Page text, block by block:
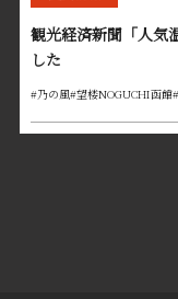
観光経済新聞「人気
した
#乃の風#望楼NOGUCHI函館